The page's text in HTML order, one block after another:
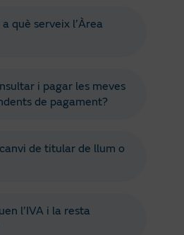
què serveix l’Àrea
i pagar les meves
de pagament?
de titular de llum o
l’IVA i la resta